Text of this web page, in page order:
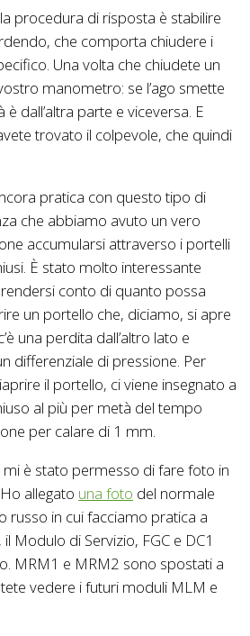
procedura di risposta è stabilire
che comporta chiudere i
Una volta che chiudete un
manometro: se l’ago smette
dall’altra parte e viceversa. E
trovato il colpevole, che quindi
pratica con questo tipo di
che abbiamo avuto un vero
accumularsi attraverso i portelli
È stato molto interessante
conto di quanto possa
un portello che, diciamo, si apre
una perdita dall’altro lato e
differenziale di pressione. Per
il portello, ci viene insegnato a
al più per metà del tempo
per calare di 1 mm.
è stato permesso di fare foto in
allegato una foto del normale
russo in cui facciamo pratica a
Modulo di Servizio, FGC e DC1
MRM1 e MRM2 sono spostati a
vedere i futuri moduli MLM e